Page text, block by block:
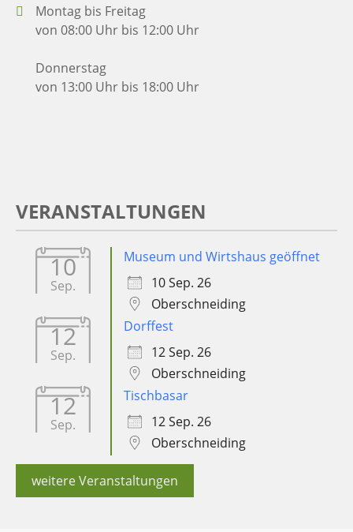
Montag bis Freitag
von 08:00 Uhr bis 12:00 Uhr
Donnerstag
von 13:00 Uhr bis 18:00 Uhr
VERANSTALTUNGEN
10
Sep.
Museum und Wirtshaus geöffnet
10 Sep. 26
Oberschneiding
12
Sep.
Dorffest
12 Sep. 26
Oberschneiding
12
Sep.
Tischbasar
12 Sep. 26
Oberschneiding
weitere Veranstaltungen